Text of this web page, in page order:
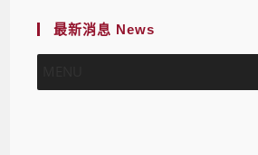
最新消息 News